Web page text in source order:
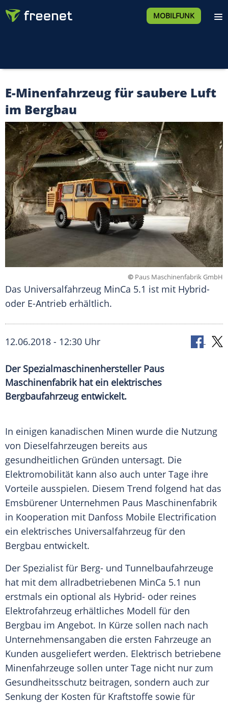
MOBILFUNK
E-Minenfahrzeug für saubere Luft
im Bergbau
© Paus Maschinenfabrik GmbH
Das Universalfahrzeug MinCa 5.1 ist mit Hybrid-
oder E-Antrieb erhältlich.
12.06.2018 - 12:30 Uhr
Der Spezialmaschinenhersteller Paus
Maschinenfabrik hat ein elektrisches
Bergbaufahrzeug entwickelt.
In einigen kanadischen Minen wurde die Nutzung
von Dieselfahrzeugen bereits aus
gesundheitlichen Gründen untersagt. Die
Elektromobilität kann also auch unter Tage ihre
Vorteile ausspielen. Diesem Trend folgend hat das
Emsbürener Unternehmen Paus Maschinenfabrik
in Kooperation mit Danfoss Mobile Electrification
ein elektrisches Universalfahrzeug für den
Bergbau entwickelt.
Der Spezialist für Berg- und Tunnelbaufahrzeuge
hat mit dem allradbetriebenen MinCa 5.1 nun
erstmals ein optional als Hybrid- oder reines
Elektrofahrzeug erhältliches Modell für den
Bergbau im Angebot. In Kürze sollen nach nach
Unternehmensangaben die ersten Fahrzeuge an
Kunden ausgeliefert werden. Elektrisch betriebene
Minenfahrzeuge sollen unter Tage nicht nur zum
Gesundheitsschutz beitragen, sondern auch zur
Senkung der Kosten für Kraftstoffe sowie für